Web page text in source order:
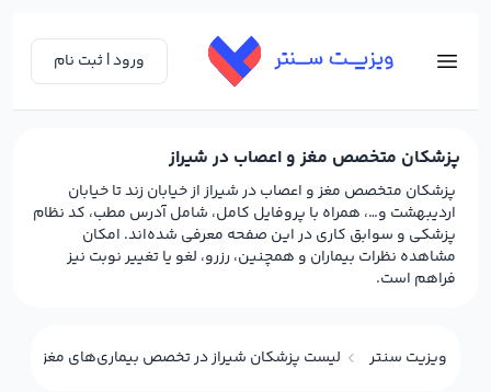
ورود | ثبت نام
پزشکان متخصص مغز و اعصاب در شیراز
پزشکان متخصص مغز و اعصاب در شیراز از خیابان زند تا خیابان
اردیبهشت و…، همراه با پروفایل کامل، شامل آدرس مطب، کد نظام
پزشکی و سوابق کاری در این صفحه معرفی شده‌اند. امکان
مشاهده نظرات بیماران و همچنین، رزرو، لغو یا تغییر نوبت نیز
فراهم است.
ویزیت سنتر لیست پزشکان شیراز در تخصص بیماری‌های مغز و